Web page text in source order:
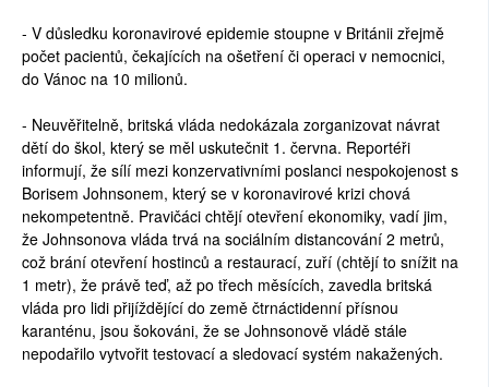
- V důsledku koronavirové epidemie stoupne v Británii zřejmě
počet pacientů, čekajících na ošetření či operaci v nemocnici,
do Vánoc na 10 milionů.
- Neuvěřitelně, britská vláda nedokázala zorganizovat návrat
dětí do škol, který se měl uskutečnit 1. června. Reportéři
informují, že sílí mezi konzervativními poslanci nespokojenost s
Borisem Johnsonem, který se v koronavirové krizi chová
nekompetentně. Pravičáci chtějí otevření ekonomiky, vadí jim,
že Johnsonova vláda trvá na sociálním distancování 2 metrů,
což brání otevření hostinců a restaurací, zuří (chtějí to snížit na
1 metr), že právě teď, až po třech měsících, zavedla britská
vláda pro lidi přijíždějící do země čtrnáctidenní přísnou
karanténu, jsou šokováni, že se Johnsonově vládě stále
nepodařilo vytvořit testovací a sledovací systém nakažených.